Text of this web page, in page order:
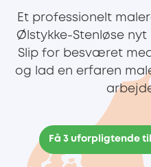
Et professionelt
Ølstykke-Stenløse
Slip for besværet
og lad en erfaren
Få 3 uforpligtende